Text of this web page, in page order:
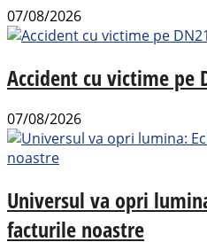
07/08/2026
Accident cu victime pe
07/08/2026
Universul va opri
facturile noastre